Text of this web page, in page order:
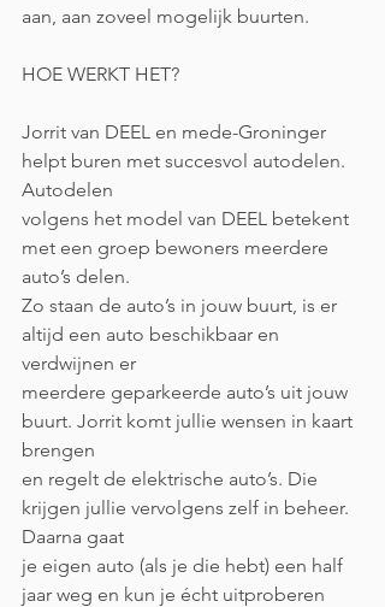
aan, aan zoveel mogelijk buurten.
HOE WERKT HET?
Jorrit van DEEL en mede-Groninger
helpt buren met succesvol autodelen.
Autodelen
volgens het model van DEEL betekent
met een groep bewoners meerdere
auto’s delen.
Zo staan de auto’s in jouw buurt, is er
altijd een auto beschikbaar en
verdwijnen er
meerdere geparkeerde auto’s uit jouw
buurt. Jorrit komt jullie wensen in kaart
brengen
en regelt de elektrische auto’s. Die
krijgen jullie vervolgens zelf in beheer.
Daarna gaat
je eigen auto (als je die hebt) een half
jaar weg en kun je écht uitproberen